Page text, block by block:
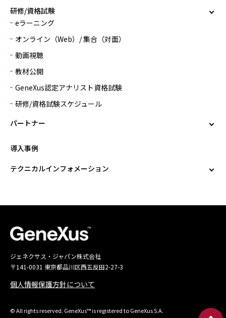
研修/資格試験
eラーニング
オンライン（Web）/ 集合（対面）
動画視聴
教材公開
GeneXus認定アナリスト資格試験
研修/資格試験スケジュール
パートナー
導入事例
テクニカルインフォメーション
ジェネクサス・ジャパン株式会社
〒141-0031 東京都品川区西五反田2-27-3
個人情報保護方針について
© All rights reserved. GeneXus™ is registered to GeneXus S.A.